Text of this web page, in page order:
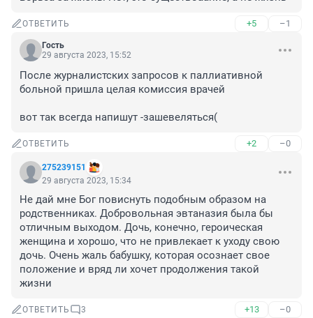
ОТВЕТИТЬ +5 –1
Гость
29 августа 2023, 15:52
После журналистских запросов к паллиативной
больной пришла целая комиссия врачей
вот так всегда напишут -зашевеляться(
ОТВЕТИТЬ +2 –0
275239151
29 августа 2023, 15:34
Не дай мне Бог повиснуть подобным образом на
родственниках. Добровольная эвтаназия была бы
отличным выходом. Дочь, конечно, героическая
женщина и хорошо, что не привлекает к уходу свою
дочь. Очень жаль бабушку, которая осознает свое
положение и вряд ли хочет продолжения такой
жизни
ОТВЕТИТЬ 3 +13 –0